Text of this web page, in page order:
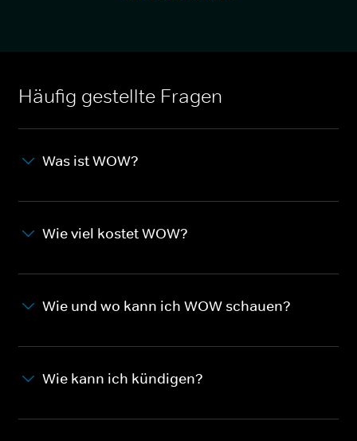
Häufig gestellte Fragen
Was ist WOW?
Wie viel kostet WOW?
Wie und wo kann ich WOW schauen?
Wie kann ich kündigen?